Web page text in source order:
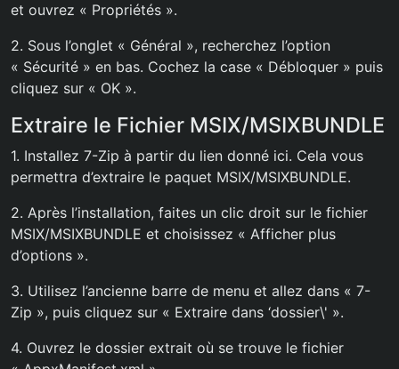
et ouvrez « Propriétés ».
2. Sous l’onglet « Général », recherchez l’option
« Sécurité » en bas. Cochez la case « Débloquer » puis
cliquez sur « OK ».
Extraire le Fichier MSIX/MSIXBUNDLE
1. Installez 7-Zip à partir du lien donné ici. Cela vous
permettra d’extraire le paquet MSIX/MSIXBUNDLE.
2. Après l’installation, faites un clic droit sur le fichier
MSIX/MSIXBUNDLE et choisissez « Afficher plus
d’options ».
3. Utilisez l’ancienne barre de menu et allez dans « 7-
Zip », puis cliquez sur « Extraire dans ‘dossier\' ».
4. Ouvrez le dossier extrait où se trouve le fichier